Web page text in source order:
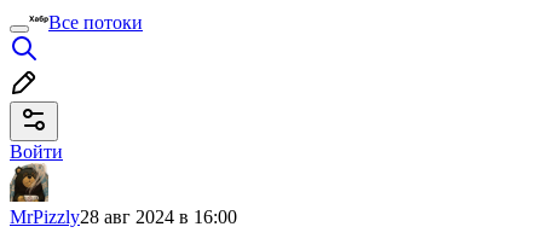
Все потоки
Войти
MrPizzly28 авг 2024 в 16:00